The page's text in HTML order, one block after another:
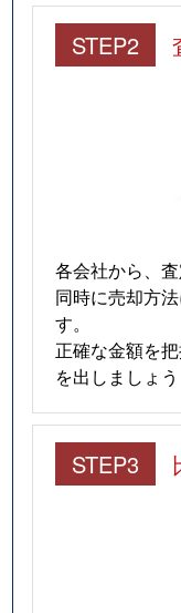
STEP2
各会社から、査
同時に売却方
す。
正確な金額を
を出しましょう
STEP3